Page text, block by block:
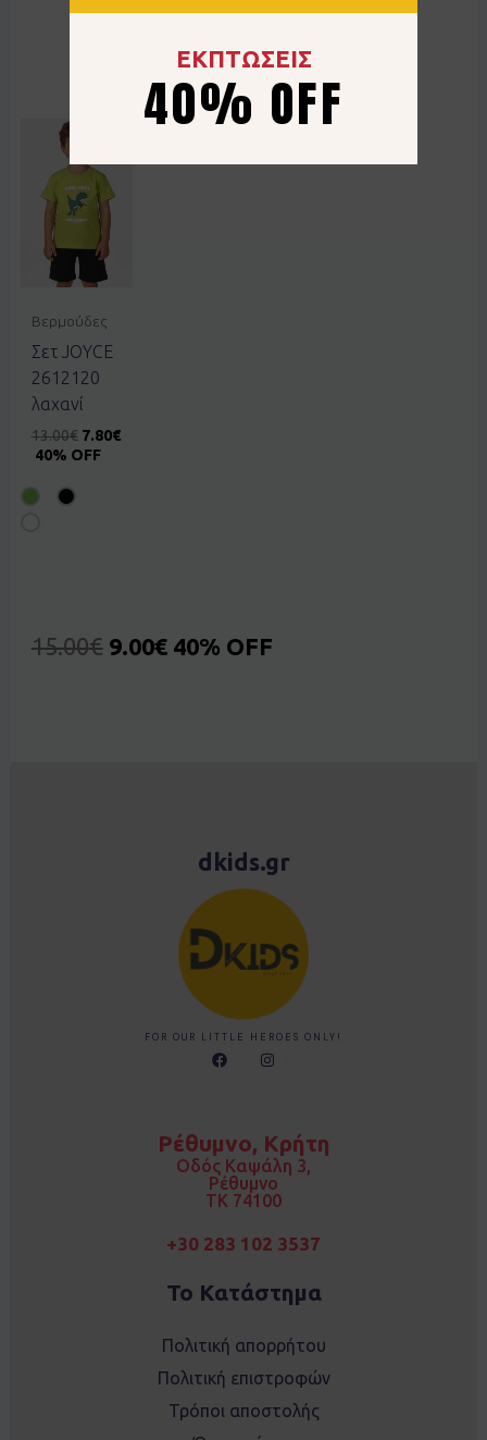
Βερμούδες
Σετ JOYCE
2612120
λαχανί
13.00€ 7.80€
40% OFF
15.00€ 9.00€ 40% OFF
dkids.gr
FOR OUR LITTLE HEROES ONLY!
F
a
o
I
n
r
a
m
Ρέθυμνο, Κρήτη
Οδός Καψάλη 3,
Ρέθυμνο
TK 74100
+30 283 102 3537
Το Κατάστημα
Πολιτική απορρήτου
Πολιτική επιστροφών
Τρόποι αποστολής
ΕΚΠΤΩΣΕΙΣ
40% OFF